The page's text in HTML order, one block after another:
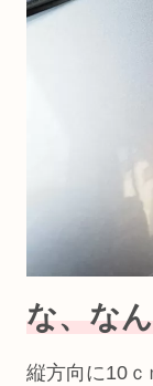
な、な
縦方向に10